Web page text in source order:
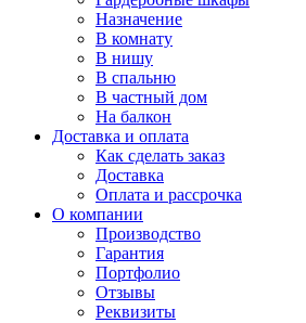
Назначение
В комнату
В нишу
В спальню
В частный дом
На балкон
Доставка и оплата
Как сделать заказ
Доставка
Оплата и рассрочка
О компании
Производство
Гарантия
Портфолио
Отзывы
Реквизиты